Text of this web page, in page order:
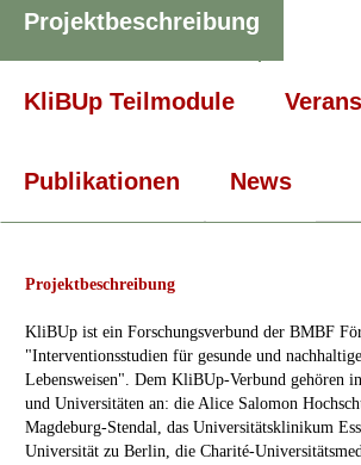
Projektbeschreibung
KliBUp Teilmodule
Publikationen News
Projektbeschreibung
KliBUp ist ein Forschungsverbund der BMBF
"Interventionsstudien für gesunde und
Lebensweisen". Dem KliBUp-Verbund gehören
und Universitäten an: die Alice Salomon
Magdeburg-Stendal, das Universitätsklinikum
Universität zu Berlin, die Charité-